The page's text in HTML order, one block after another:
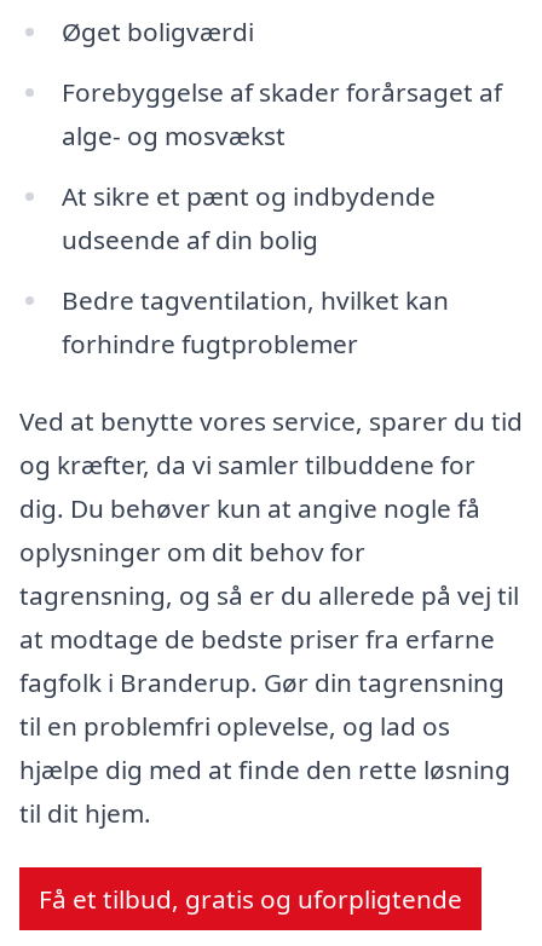
Øget boligværdi
Forebyggelse af skader forårsaget af
alge- og mosvækst
At sikre et pænt og indbydende
udseende af din bolig
Bedre tagventilation, hvilket kan
forhindre fugtproblemer
Ved at benytte vores service, sparer du tid
og kræfter, da vi samler tilbuddene for
dig. Du behøver kun at angive nogle få
oplysninger om dit behov for
tagrensning, og så er du allerede på vej til
at modtage de bedste priser fra erfarne
fagfolk i Branderup. Gør din tagrensning
til en problemfri oplevelse, og lad os
hjælpe dig med at finde den rette løsning
til dit hjem.
Få et tilbud, gratis og uforpligtende